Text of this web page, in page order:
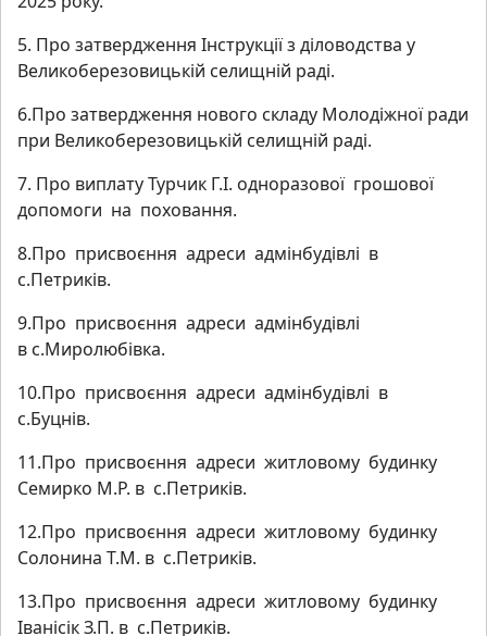
5. Про затвердження Інструкції з діловодства у
Великоберезовицькій селищній раді.
6.Про затвердження нового складу Молодіжної ради
при Великоберезовицькій селищній раді.
7. Про виплату Турчик Г.І. одноразової грошової
допомоги на поховання.
8.Про присвоєння адреси адмінбудівлі в
с.Петриків.
9.Про присвоєння адреси адмінбудівлі
в с.Миролюбівка.
10.Про присвоєння адреси адмінбудівлі в
с.Буцнів.
11.Про присвоєння адреси житловому будинку
Семирко М.Р. в с.Петриків.
12.Про присвоєння адреси житловому будинку
Солонина Т.М. в с.Петриків.
13.Про присвоєння адреси житловому будинку
Іванісік З.П. в с.Петриків.